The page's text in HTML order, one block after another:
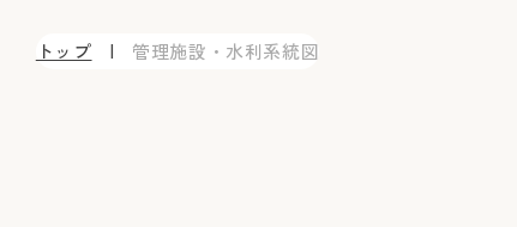
トップ 管理施設・水利系統図